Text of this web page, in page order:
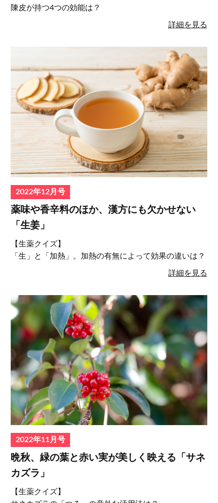
陳皮が持つ4つの効能は？
詳細を見る
2022年12月号
薬味や香辛料のほか、漢方にも欠かせない
「生姜」
【生薬クイズ】
「生」と「加熱」。加熱の有無によって効果の違いは？
詳細を見る
2022年11月号
晩秋、緑の葉と赤い実が美しく映える「サネ
カズラ」
【⽣薬クイズ】